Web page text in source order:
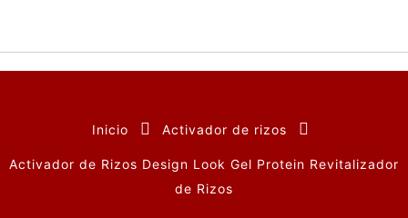
Inicio Activador de rizos
Activador de Rizos Design Look Gel Protein Revitalizador
de Rizos